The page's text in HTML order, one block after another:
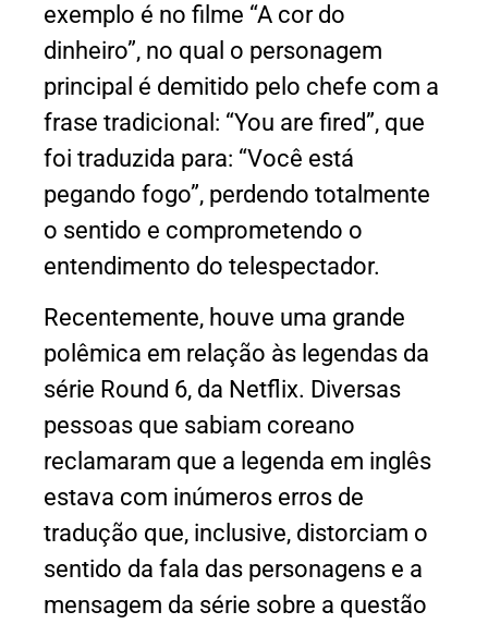
exemplo é no filme “A cor do
dinheiro”, no qual o personagem
principal é demitido pelo chefe com a
frase tradicional: “You are fired”, que
foi traduzida para: “Você está
pegando fogo”, perdendo totalmente
o sentido e comprometendo o
entendimento do telespectador.
Recentemente, houve uma grande
polêmica em relação às legendas da
série Round 6, da Netflix. Diversas
pessoas que sabiam coreano
reclamaram que a legenda em inglês
estava com inúmeros erros de
tradução que, inclusive, distorciam o
sentido da fala das personagens e a
mensagem da série sobre a questão